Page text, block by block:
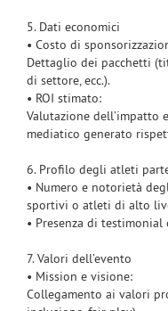
5. Dati economici
• Costo di
Dettaglio dei pacchetti
di settore, ecc.).
• ROI stimato:
Valutazione dell’impatto
mediatico generato
6. Profilo degli atleti
• Numero e notorietà
sportivi o atleti di alto
• Presenza di testimonial
7. Valori dell’evento
• Mission e visione:
Collegamento ai valori